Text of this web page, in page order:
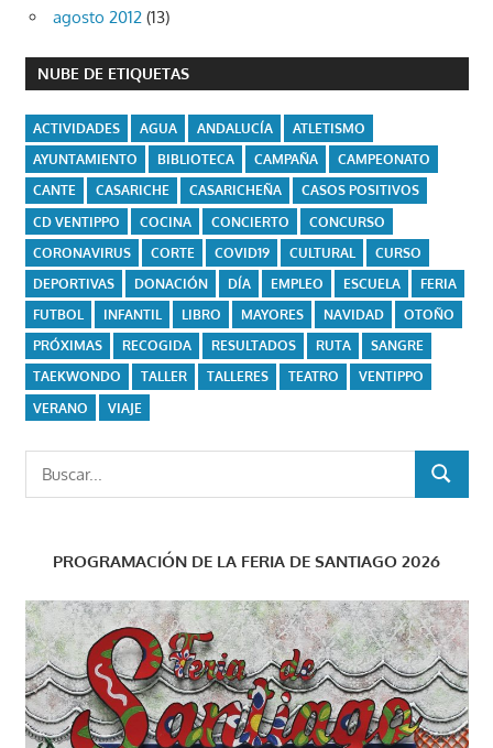
agosto 2012 (13)
NUBE DE ETIQUETAS
ACTIVIDADES AGUA ANDALUCÍA
ATLETISMO
AYUNTAMIENTO
BIBLIOTECA CAMPAÑA
CAMPEONATO
CANTE
CASARICHE CASARICHEÑA
CASOS POSITIVOS
CD VENTIPPO
COCINA CONCIERTO
CONCURSO
CORONAVIRUS
CORTE COVID19 CULTURAL
CURSO
DEPORTIVAS
DONACIÓN DÍA EMPLEO ESCUELA
FERIA
FUTBOL
INFANTIL LIBRO MAYORES NAVIDAD
OTOÑO
PRÓXIMAS
RECOGIDA RESULTADOS RUTA
SANGRE
TAEKWONDO
TALLER TALLERES TEATRO
VENTIPPO
VERANO
VIAJE
BUSCAR
PROGRAMACIÓN DE LA FERIA DE SANTIAGO 2026